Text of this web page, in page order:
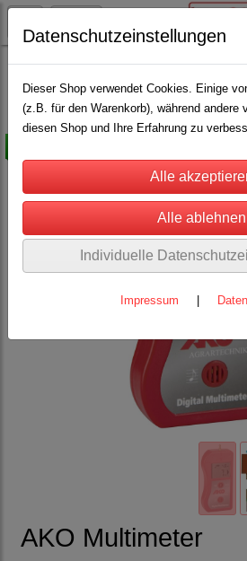
AKO - Elektrozaun Weidezubehör
AKO Multimeter
Datenschutzeinstellungen
Dieser Shop verwendet Cookies. Einige
(z.B. für den Warenkorb), während andere
diesen Shop und Ihre Erfahrung zu
Individuelle
Impressum